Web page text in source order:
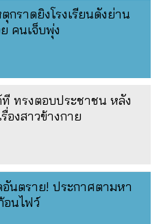
กราดยิงโรงเรียนดังย่าน
คนเจ็บพุ่ง
ทรงตอบประชาชน หลัง
องสาวข้างกาย
นตราย! ประกาศตามหา
อนไฟว์